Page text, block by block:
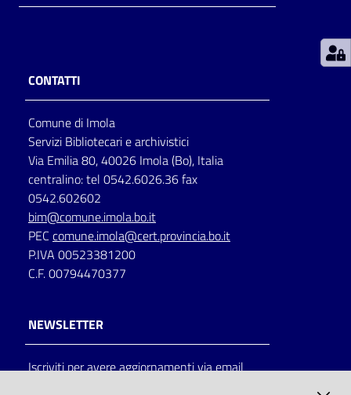
per
lettura
Seguici
su
CONTATTI
Comune di Imola
Servizi Bibliotecari e archivistici
Via Emilia 80, 40026 Imola (Bo), Italia
centralino: tel 0542.6026.36 fax
0542.602602
bim@comune.imola.bo.it
PEC comune.imola@cert.provincia.bo.it
P.IVA 00523381200
C.F. 00794470377
NEWSLETTER
Iscriviti per avere aggiornamenti via email